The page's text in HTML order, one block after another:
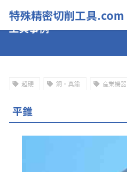
特殊精密切削工具.com
工具事例
超硬 銅・真鍮 産業機器
平錐